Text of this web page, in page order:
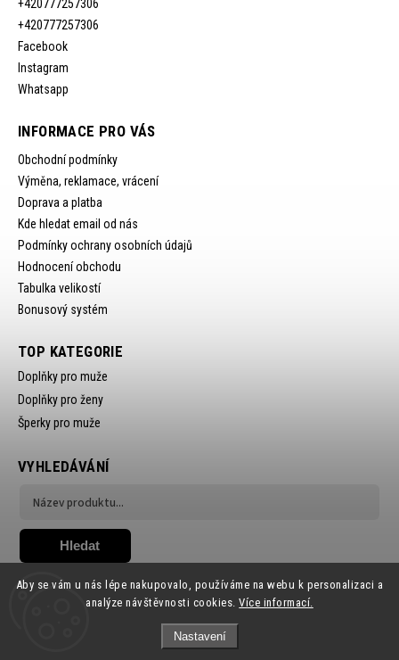
Aby se vám u nás lépe nakupovalo, používáme na webu k personalizaci a
analýze návštěvnosti cookies.Více informací.
Nastavení
+420777257306
+420777257306
Facebook
Instagram
Whatsapp
INFORMACE PRO VÁS
Obchodní podmínky
Výměna, reklamace, vrácení
Doprava a platba
Kde hledat email od nás
Podmínky ochrany osobních údajů
Hodnocení obchodu
Tabulka velikostí
Bonusový systém
TOP KATEGORIE
Doplňky pro muže
Doplňky pro ženy
Šperky pro muže
VYHLEDÁVÁNÍ
Hledat